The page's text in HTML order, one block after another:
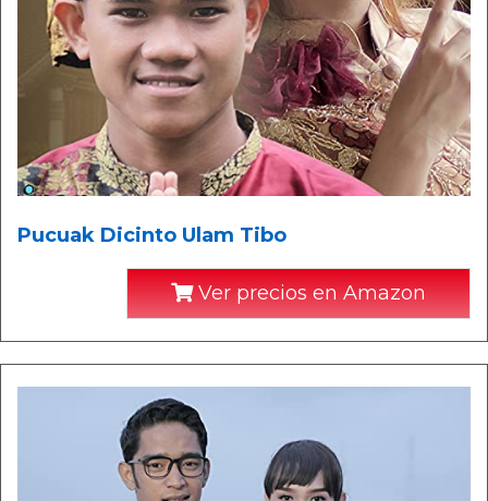
Pucuak Dicinto Ulam Tibo
Ver precios en Amazon